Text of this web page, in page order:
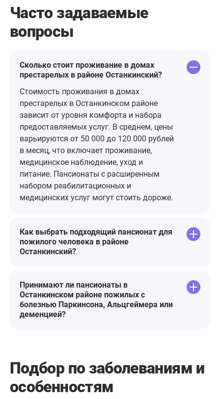
Уже дома у меня возникли
вопросы по приему. Звонила в
клинику с вопросом, мне в тот же
день перезвонил доктор и все
не встречала. 10 из 10!
стала
двигаться,
всем, кто
Часто задаваемые
вопросы
Сколько стоит проживание в домах
престарелых в районе Останкинский?
Стоимость проживания в домах
престарелых в Останкинском районе
зависит от уровня комфорта и набора
предоставляемых услуг. В среднем, цены
варьируются от 50 000 до 120 000 рублей
в месяц, что включает проживание,
медицинское наблюдение, уход и
питание. Пансионаты с расширенным
набором реабилитационных и
медицинских услуг могут стоить дороже.
Как выбрать подходящий пансионат для
пожилого человека в районе
Останкинский?
Принимают ли пансионаты в
Останкинском районе пожилых с
болезнью Паркинсона, Альцгеймера или
деменцией?
Подбор по заболеваниям и
особенностям